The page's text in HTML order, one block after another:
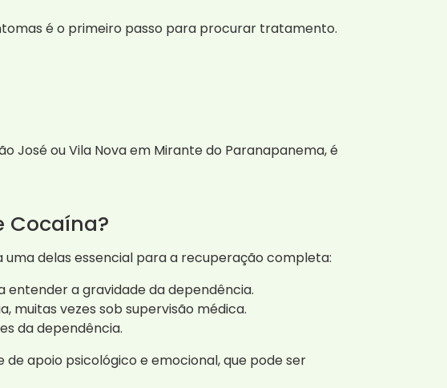
é o primeiro passo para procurar tratamento.
José ou Vila Nova em Mirante do Paranapanema, é
Cocaína?
delas essencial para a recuperação completa:
entender a gravidade da dependência.
muitas vezes sob supervisão médica.
da dependência.
apoio psicológico e emocional, que pode ser